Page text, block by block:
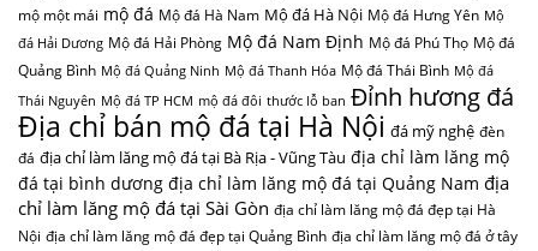
mộ một mái mộ đá Mộ đá Hà Nam Mộ đá Hà Nội Mộ đá Hưng Yên Mộ
đá Hải Dương Mộ đá Hải Phòng Mộ đá Nam Định Mộ đá Phú Thọ Mộ đá
Quảng Bình Mộ đá Quảng Ninh Mộ đá Thanh Hóa Mộ đá Thái Bình Mộ đá
Thái Nguyên Mộ đá TP HCM mộ đá đôi thước lỗ ban Đỉnh hương đá
Địa chỉ bán mộ đá tại Hà Nội đá mỹ nghệ đèn
đá địa chỉ làm lăng mộ đá tại Bà Rịa - Vũng Tàu địa chỉ làm lăng mộ
đá tại bình dương địa chỉ làm lăng mộ đá tại Quảng Nam địa
chỉ làm lăng mộ đá tại Sài Gòn địa chỉ làm lăng mộ đá đẹp tại Hà
Nội địa chỉ làm lăng mộ đá đẹp tại Quảng Bình địa chỉ làm lăng mộ đá ở tây